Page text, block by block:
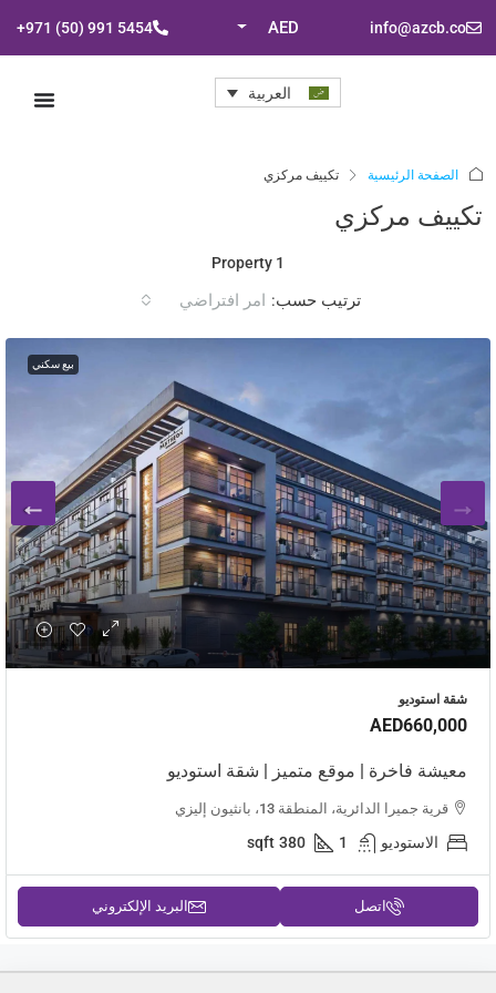
info@azcb.co
AED
+971 (50) 991 5454
العربية
الصفحة الرئيسية تكييف مركزي
تكييف مركزي
1 Property
ترتيب حسب: امر افتراضي
بيع سكني
شقة استوديو
AED660,000
معيشة فاخرة | موقع متميز | شقة استوديو
قرية جميرا الدائرية، المنطقة 13، بانثيون إليزي
الاستوديو 1
380
sqft
اتصل البريد الإلكتروني